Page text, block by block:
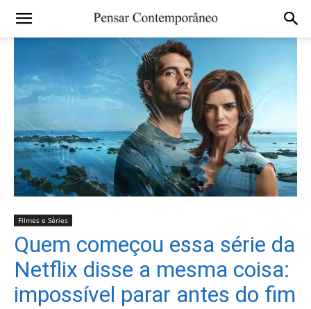
Filmes e Séries
Quem começou essa série da
Netflix disse a mesma coisa:
impossível parar antes do fim